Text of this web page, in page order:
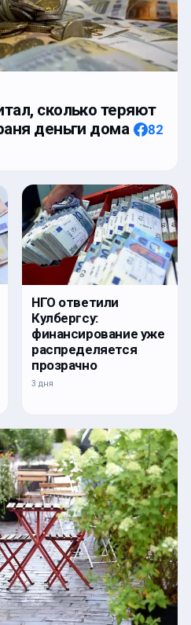
сколько теряют
деньги дома
82
НГО ответили
Кулбергсу:
финансирование уже
распределяется
прозрачно
3 дня